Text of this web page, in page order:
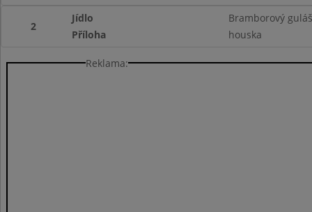
2
Jídlo
Bramborový
Příloha
houska
Reklama: